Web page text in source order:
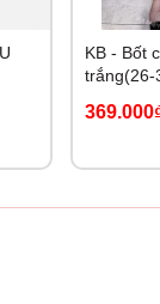
KB - Bốt
trắng(26-